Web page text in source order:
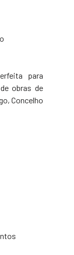
para
obras de
Concelho